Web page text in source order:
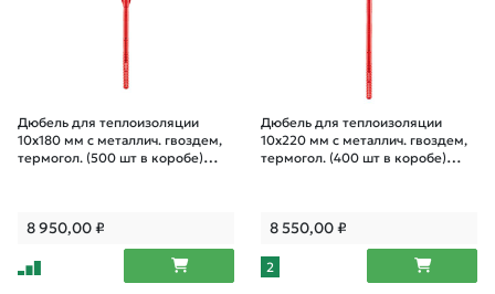
Дюбель для теплоизоляции
10х180 мм с металлич. гвоздем,
термогол. (500 шт в коробе)
8 950,00₽
Дюбель для теплоизоляции
10х220 мм с металлич. гвоздем,
термогол. (400 шт в коробе)
8 550,00₽
2